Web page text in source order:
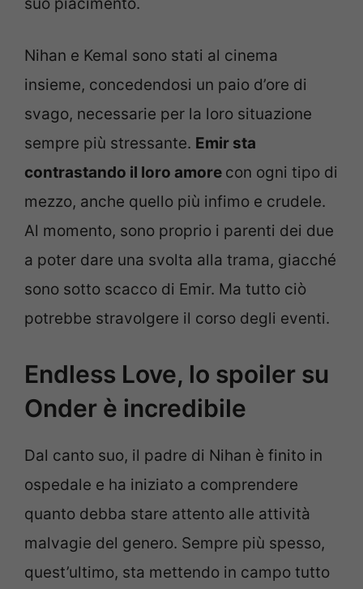
Nihan e Kemal sono stati al cinema
insieme, concedendosi un paio d’ore di
svago, necessarie per la loro situazione
sempre più stressante. Emir sta
contrastando il loro amore con ogni tipo di
mezzo, anche quello più infimo e crudele.
Al momento, sono proprio i parenti dei due
a poter dare una svolta alla trama, giacché
sono sotto scacco di Emir. Ma tutto ciò
potrebbe stravolgere il corso degli eventi.
Endless Love, lo spoiler su
Onder è incredibile
Dal canto suo, il padre di Nihan è finito in
ospedale e ha iniziato a comprendere
quanto debba stare attento alle attività
malvagie del genero. Sempre più spesso,
quest’ultimo, sta mettendo in campo tutto